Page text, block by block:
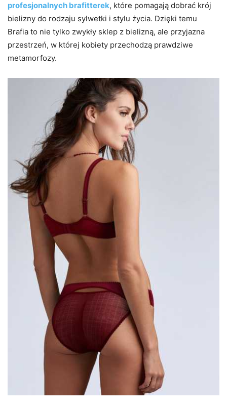
profesjonalnych brafitterek, które pomagają dobrać krój
bielizny do rodzaju sylwetki i stylu życia. Dzięki temu
Brafia to nie tylko zwykły sklep z bielizną, ale przyjazna
przestrzeń, w której kobiety przechodzą prawdziwe
metamorfozy.